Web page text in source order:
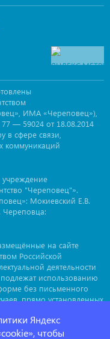
ИМА «Череповец»),
— 59024 от 18.08.2014
в сфере связи,
коммуникаций
учреждение
"Череповец"».
Мокиевский Е.В.
Череповца:
на сайте
Российской
деятельности
подлежат использованию
без письменного
прямо установленных
с мнением
Яндекс
чтобы